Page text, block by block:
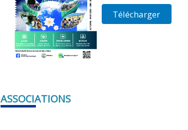
Télécharger
ASSOCIATIONS